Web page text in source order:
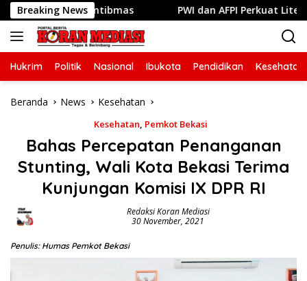
Langsung
ke
konten
Breaking News
Kamtibmas PWI dan AFPI Perkuat Literasi
Hukrim Politik Nasional Ibukota Pendidikan Kesehatan
Beranda News Kesehatan
Kesehatan, Pemkot Bekasi
Bahas Percepatan Penanganan
Stunting, Wali Kota Bekasi Terima
Kunjungan Komisi IX DPR RI
Redaksi Koran Mediasi
30 November, 2021
Penulis: Humas Pemkot Bekasi